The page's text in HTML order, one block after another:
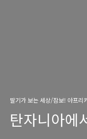
딸기가 보는 세상/잠보! 아프리
탄자니아에